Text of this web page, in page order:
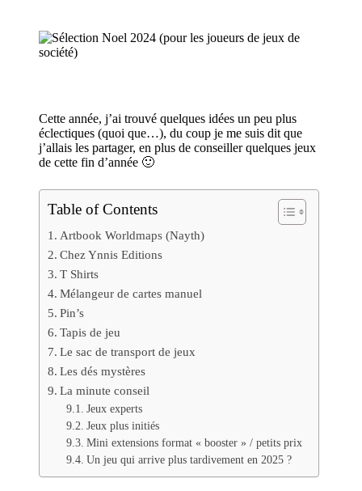
Cette année, j’ai trouvé quelques idées un peu plus
éclectiques (quoi que…), du coup je me suis dit que
j’allais les partager, en plus de conseiller quelques jeux
de cette fin d’année 🙂
Table of Contents
Artbook Worldmaps (Nayth)
Chez Ynnis Editions
T Shirts
Mélangeur de cartes manuel
Pin’s
Tapis de jeu
Le sac de transport de jeux
Les dés mystères
La minute conseil
Jeux experts
Jeux plus initiés
Mini extensions format « booster » / petits prix
Un jeu qui arrive plus tardivement en 2025 ?